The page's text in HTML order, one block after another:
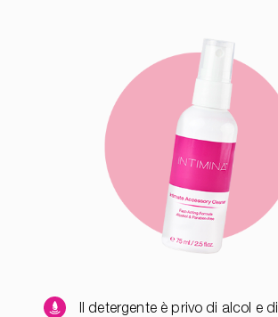
Il detergente è privo di alcol e di